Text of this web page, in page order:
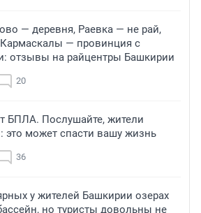
— деревня, Раевка — не рай,
— провинция с
отзывы на райцентры Башкирии
20
БПЛА. Послушайте, жители
это может спасти вашу жизнь
36
у жителей Башкирии озерах
но туристы довольны не